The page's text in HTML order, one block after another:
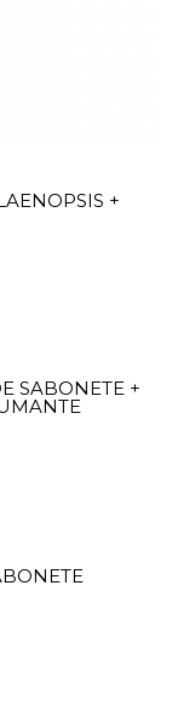
+
SABONETE +